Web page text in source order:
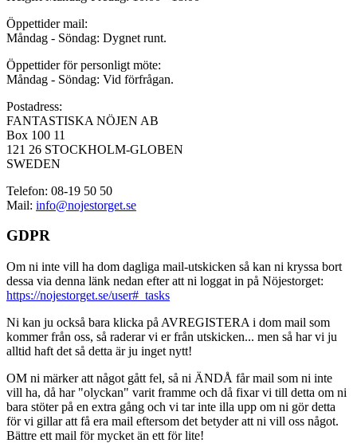
Öppettider mail:
Måndag - Söndag: Dygnet runt.
Öppettider för personligt möte:
Måndag - Söndag: Vid förfrågan.
Postadress:
FANTASTISKA NÖJEN AB
Box 100 11
121 26 STOCKHOLM-GLOBEN
SWEDEN
Telefon: 08-19 50 50
Mail: info@nojestorget.se
GDPR
Om ni inte vill ha dom dagliga mail-utskicken så kan ni kryssa bort
dessa via denna länk nedan efter att ni loggat in på Nöjestorget:
https://nojestorget.se/user#_tasks
Ni kan ju också bara klicka på AVREGISTERA i dom mail som
kommer från oss, så raderar vi er från utskicken... men så har vi ju
alltid haft det så detta är ju inget nytt!
OM ni märker att något gått fel, så ni ÄNDÅ får mail som ni inte
vill ha, då har "olyckan" varit framme och då fixar vi till detta om ni
bara stöter på en extra gång och vi tar inte illa upp om ni gör detta
för vi gillar att få era mail eftersom det betyder att ni vill oss något.
Bättre ett mail för mycket än ett för lite!